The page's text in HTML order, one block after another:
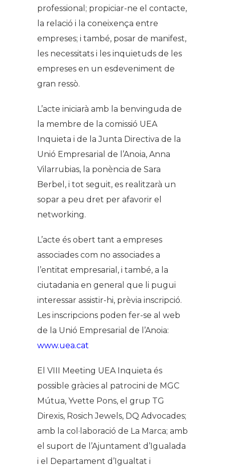
professional; propiciar-ne el contacte,
la relació i la coneixença entre
empreses; i també, posar de manifest,
les necessitats i les inquietuds de les
empreses en un esdeveniment de
gran ressò.
L’acte iniciarà amb la benvinguda de
la membre de la comissió UEA
Inquieta i de la Junta Directiva de la
Unió Empresarial de l’Anoia, Anna
Vilarrubias, la ponència de Sara
Berbel, i tot seguit, es realitzarà un
sopar a peu dret per afavorir el
networking.
L’acte és obert tant a empreses
associades com no associades a
l’entitat empresarial, i també, a la
ciutadania en general que li pugui
interessar assistir-hi, prèvia inscripció.
Les inscripcions poden fer-se al web
de la Unió Empresarial de l’Anoia:
www.uea.cat
El VIII Meeting UEA Inquieta és
possible gràcies al patrocini de MGC
Mútua, Yvette Pons, el grup TG
Direxis, Rosich Jewels, DQ Advocades;
amb la col·laboració de La Marca; amb
el suport de l’Ajuntament d’Igualada
i el Departament d’Igualtat i